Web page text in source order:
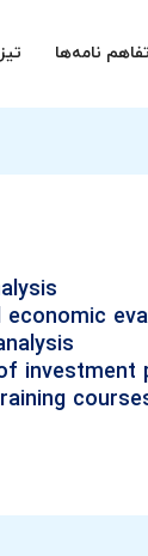
تفاهم نامه‌ها
economic
investment